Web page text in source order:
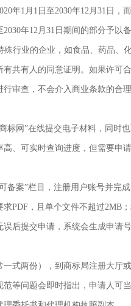
年1月1日至2030年12月31日，
年12月31日期间的部分予以备
行业的企业，如食品、药品、
共有人的同意证明。如果许可
审查，不会介入商业条款的合理
标网”在线提交电子材料，同时
、可实时查询进度，但需要申
备案”栏目，注册用户账号并完
PDF，且单个文件不超过2MB
后提交申请，系统会生成申请
式两份），到商标局注册大厅
等问题会即时指出，申请人可